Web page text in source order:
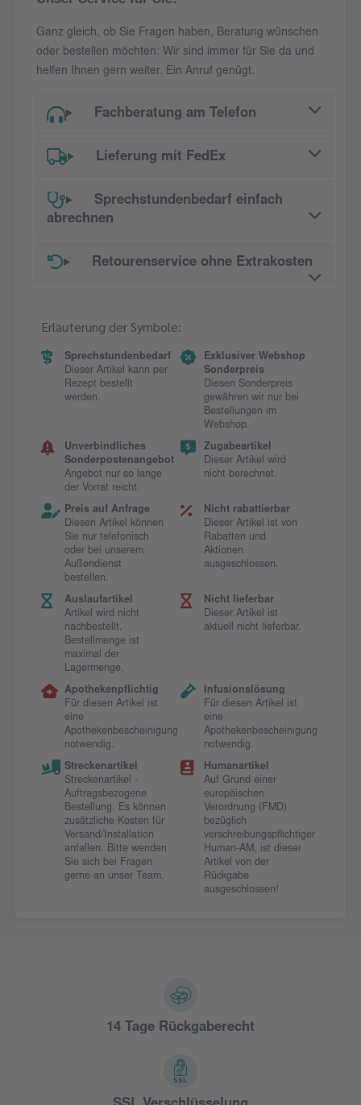
Ganz gleich, ob Sie Fragen haben, Beratung wünschen
oder bestellen möchten: Wir sind immer für Sie da und
helfen Ihnen gern weiter. Ein Anruf genügt.
Fachberatung am Telefon
Lieferung mit FedEx
Sprechstundenbedarf einfach
abrechnen
Retourenservice ohne Extrakosten
Erläuterung der Symbole:
Sprechstundenbedarf
Dieser Artikel kann per
Rezept bestellt
werden.
Exklusiver Webshop
Sonderpreis
Diesen Sonderpreis
gewähren wir nur bei
Bestellungen im
Webshop.
Unverbindliches
Sonderpostenangebot
Angebot nur so lange
der Vorrat reicht.
Zugabeartikel
Dieser Artikel wird
nicht berechnet.
Preis auf Anfrage
Diesen Artikel können
Sie nur telefonisch
oder bei unserem
Außendienst
bestellen.
Nicht rabattierbar
Dieser Artikel ist von
Rabatten und
Aktionen
ausgeschlossen.
Auslaufartikel
Artikel wird nicht
nachbestellt.
Bestellmenge ist
maximal der
Lagermenge.
Nicht lieferbar
Dieser Artikel ist
aktuell nicht lieferbar.
Apothekenpflichtig
Für diesen Artikel ist
eine
Apothekenbescheinigung
notwendig.
Infusionslösung
Für diesen Artikel ist
eine
Apothekenbescheinigung
notwendig.
Streckenartikel
Streckenartikel -
Auftragsbezogene
Bestellung. Es können
zusätzliche Kosten für
Versand/Installation
anfallen. Bitte wenden
Sie sich bei Fragen
gerne an unser Team.
Humanartikel
Auf Grund einer
europäischen
Verordnung (FMD)
bezüglich
verschreibungspflichtiger
Human-AM, ist dieser
Artikel von der
Rückgabe
ausgeschlossen!
14 Tage Rückgaberecht